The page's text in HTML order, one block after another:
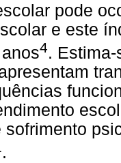
pode
e este
4.
.